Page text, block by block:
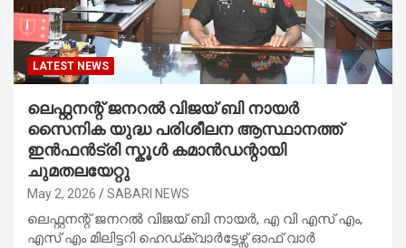
LATEST NEWS
ലെഫ്റ്റനന്റ് ജനറൽ വിജയ് ബി നായർ
സൈനിക യുദ്ധ പരിശീലന ആസ്ഥാനത്ത്
ഇൻഫൻട്രി സ്കൂൾ കമാൻഡന്റായി
ചുമതലയേറ്റു
May 2, 2026 SABARI NEWS
ലെഫ്റ്റനന്റ് ജനറൽ വിജയ് ബി നായർ, എ വി എസ് എം,
എസ് എം മിലിട്ടറി ഹെഡ്ക്വാർട്ടേഴ്സ് ഓഫ് വാർ